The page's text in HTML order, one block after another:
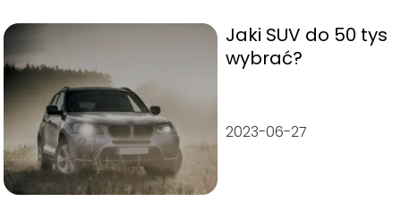
Jaki SUV do 50 tys
wybrać?
2023-06-27